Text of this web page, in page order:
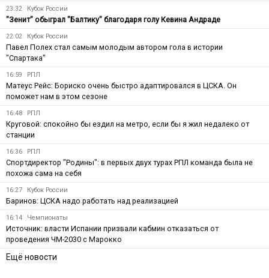
23:32 Кубок России
"Зенит" обыграл "Балтику" благодаря голу Кевина Андраде
22:02 Кубок России
Павел Полех стал самым молодым автором гола в истории
"Спартака"
16:59 РПЛ
Матеус Рейс: Бориско очень быстро адаптировался в ЦСКА. Он
поможет нам в этом сезоне
16:48 РПЛ
Круговой: спокойно бы ездил на метро, если бы я жил недалеко от
станции
16:36 РПЛ
Спортдиректор "Родины": в первых двух турах РПЛ команда была не
похожа сама на себя
16:27 Кубок России
Баринов: ЦСКА надо работать над реализацией
16:14 Чемпионаты
Источник: власти Испании призвали кабмин отказаться от
проведения ЧМ-2030 с Марокко
Ещё новости